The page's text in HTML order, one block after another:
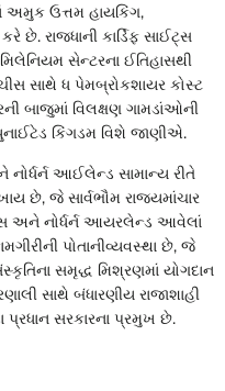
અમુક ઉત્તમ હાયકિંગ,
રાજધાની કાર્ડિફ સાઈટ્સ
સેન્ટરના ઈતિહાસથી
સાથે ધ પેમબ્રોકશાયર કોસ્ટ
બાજુમાં વિલક્ષણ ગામડાંઓની
કિંગડમ વિશે જાણીએ.
આઈલેન્ડ સામાન્ય રીતે
છે, જે સાર્વભૌમ રાજ્યમાંચાર
અને નોર્ધર્ન આયરલેન્ડ આવેલાં
પોતાનીવ્યવસ્થા છે, જે
સમૃદ્ધ મિશ્રણમાં યોગદાન
સાથે બંધારણીય રાજાશાહી
સરકારના પ્રમુખ છે.